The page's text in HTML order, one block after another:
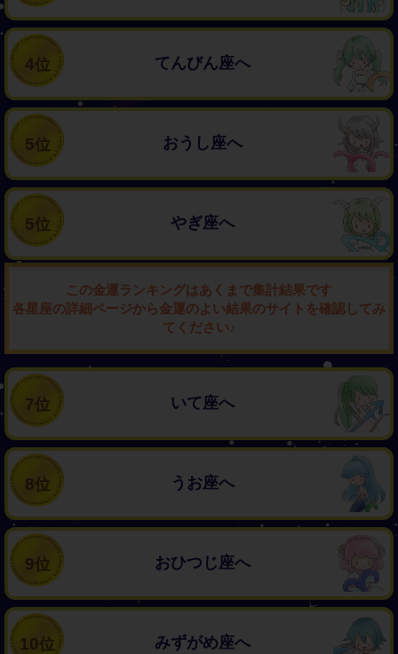
4 てんびん座へ
5 おうし座へ
5 やぎ座へ
この金運ランキングはあくまで集計結果です
各星座の詳細ページから金運のよい結果のサイトを確認してみ
てください♪
7 いて座へ
8 うお座へ
9 おひつじ座へ
10 みずがめ座へ